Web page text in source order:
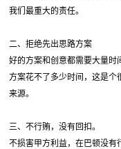
我们最重大的责任。
二、拒绝先出思路方案
好的方案和创意都需要大量
方案花不了多少时间，这是
来源。
三、不行贿，没有回扣。
不损害甲方利益，在巴顿没